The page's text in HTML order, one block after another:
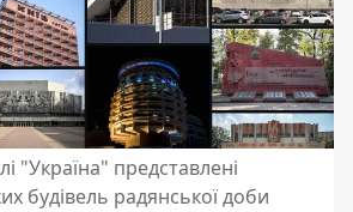
"Україна" представлені
будівель радянської доби